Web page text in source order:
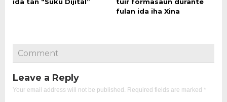
fulan ida iha Xina
Comment
Leave a Reply
Your email address will not be published. Required fields are marked *